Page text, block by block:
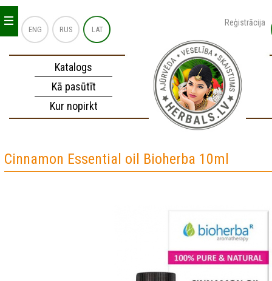
ENG RUS LAT
Reģistrācija
Katalogs
Kā pasūtīt
Kur nopirkt
_
_
_
Cinnamon Essential oil Bioherba 10ml